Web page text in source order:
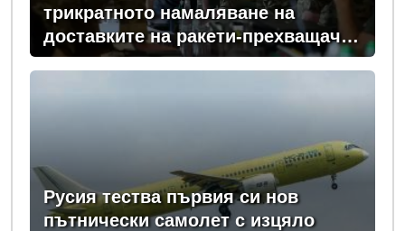
трикратното намаляване на
доставките на ракети-прехващачи
от Запада за Киев
Русия тества първия си нов
пътнически самолет с изцяло